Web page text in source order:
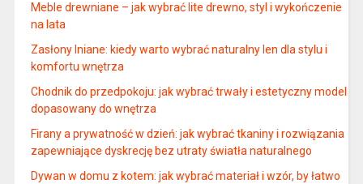
Meble drewniane – jak wybrać lite drewno, styl i wykończenie
na lata
Zasłony lniane: kiedy warto wybrać naturalny len dla stylu i
komfortu wnętrza
Chodnik do przedpokoju: jak wybrać trwały i estetyczny model
dopasowany do wnętrza
Firany a prywatność w dzień: jak wybrać tkaniny i rozwiązania
zapewniające dyskrecję bez utraty światła naturalnego
Dywan w domu z kotem: jak wybrać materiał i wzór, by łatwo